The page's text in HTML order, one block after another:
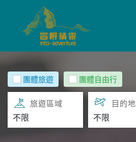
團體旅遊 團體自由行
旅遊區域 目的地